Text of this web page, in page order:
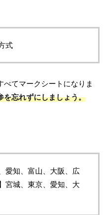
式
てマークシートになりま
を忘れずにしましょう。
愛知、富山、大阪、広
宮城、東京、愛知、大